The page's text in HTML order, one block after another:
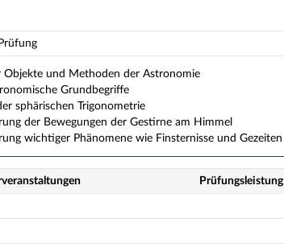
Objekte und Methoden der Astronomie
Grundbegriffe
sphärischen Trigonometrie
der Bewegungen der Gestirne am Himmel
wichtiger Phänomene wie Finsternisse und Gezeiten
Prüfungsleistung